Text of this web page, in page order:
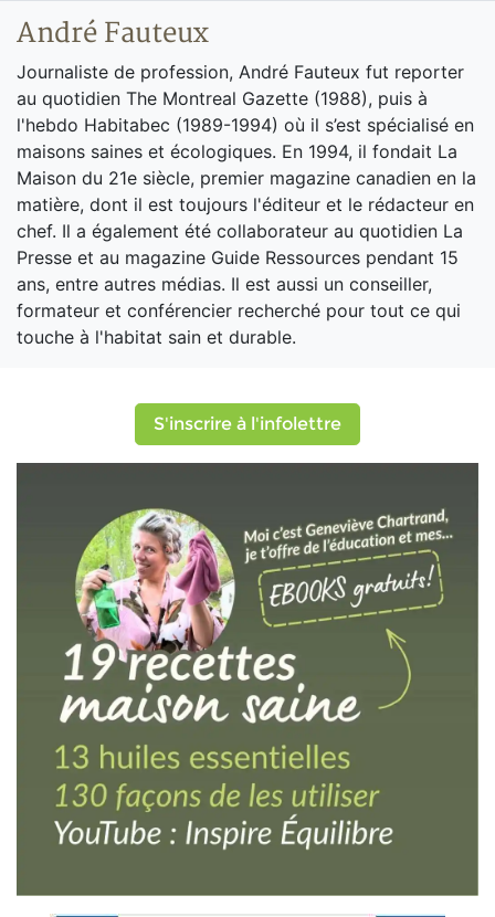
André Fauteux
Journaliste de profession, André Fauteux fut reporter
au quotidien The Montreal Gazette (1988), puis à
l'hebdo Habitabec (1989-1994) où il s’est spécialisé en
maisons saines et écologiques. En 1994, il fondait La
Maison du 21e siècle, premier magazine canadien en la
matière, dont il est toujours l'éditeur et le rédacteur en
chef. Il a également été collaborateur au quotidien La
Presse et au magazine Guide Ressources pendant 15
ans, entre autres médias. Il est aussi un conseiller,
formateur et conférencier recherché pour tout ce qui
touche à l'habitat sain et durable.
S'inscrire à l'infolettre